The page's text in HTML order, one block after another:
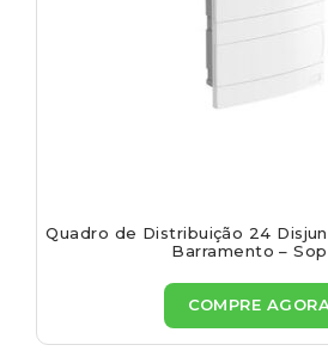
Quadro de Distribuição 24
Barramento –
COMPRE